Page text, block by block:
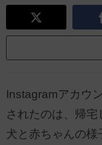
Instagramアカウ
されたのは、帰
犬と赤ちゃんの